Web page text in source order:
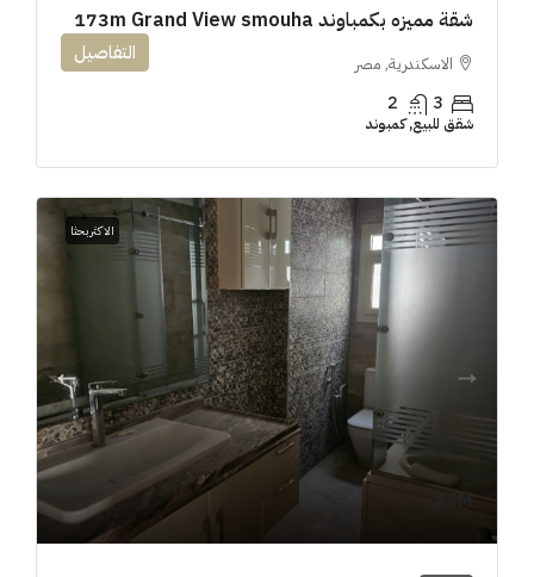
شقة مميزه بكمباوند 173m Grand View smouha
الاسكندرية, مصر
3
2
شقق للبيع, كمبوند
التفاصيل
الاكثر بحثا
4M$